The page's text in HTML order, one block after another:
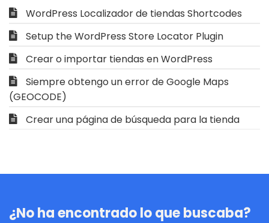
WordPress Localizador de tiendas Shortcodes
Setup the WordPress Store Locator Plugin
Crear o importar tiendas en WordPress
Siempre obtengo un error de Google Maps
(GEOCODE)
Crear una página de búsqueda para la tienda
¿No ha encontrado lo que buscaba?